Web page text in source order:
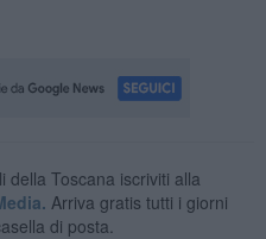
della Toscana iscriviti alla
Arriva gratis tutti i giorni
di posta.